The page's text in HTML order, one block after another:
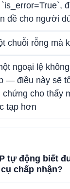
đề cho người
chuỗi rỗng mà
ngoại lệ
— điều này sẽ
chứng cho thấy
tạp hơn
tự động biết
chấp nhận?